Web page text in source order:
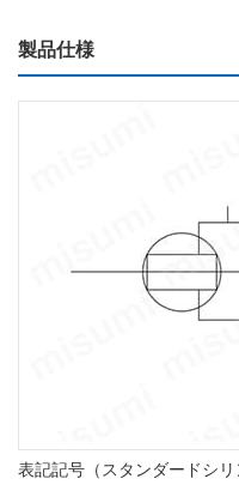
製品仕様
表記記号（スタンダードシリ